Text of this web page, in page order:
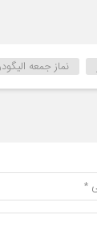
نماز جمعه